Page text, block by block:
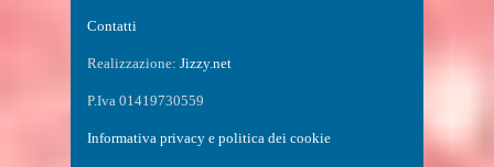
Contatti
Realizzazione: Jizzy.net
P.Iva 01419730559
Informativa privacy e politica dei cookie